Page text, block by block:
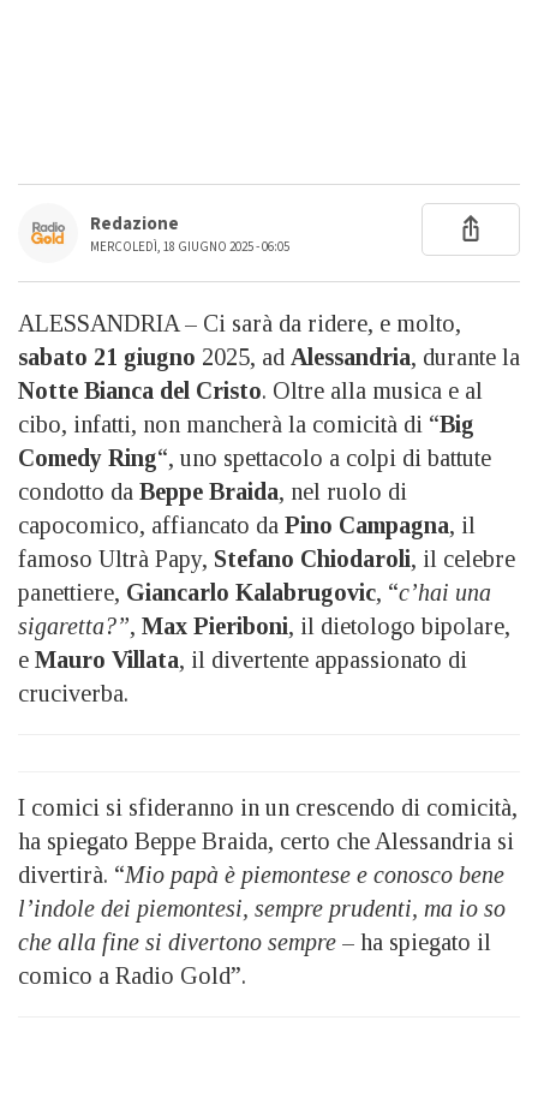
Redazione
MERCOLEDÌ, 18 GIUGNO 2025 - 06:05
ALESSANDRIA – Ci sarà da ridere, e molto,
sabato 21 giugno 2025, ad Alessandria, durante la
Notte Bianca del Cristo. Oltre alla musica e al
cibo, infatti, non mancherà la comicità di “Big
Comedy Ring“, uno spettacolo a colpi di battute
condotto da Beppe Braida, nel ruolo di
capocomico, affiancato da Pino Campagna, il
famoso Ultrà Papy, Stefano Chiodaroli, il celebre
panettiere, Giancarlo Kalabrugovic, “c’hai una
sigaretta?”, Max Pieriboni, il dietologo bipolare,
e Mauro Villata, il divertente appassionato di
cruciverba.
I comici si sfideranno in un crescendo di comicità,
ha spiegato Beppe Braida, certo che Alessandria si
divertirà. “Mio papà è piemontese e conosco bene
l’indole dei piemontesi, sempre prudenti, ma io so
che alla fine si divertono sempre – ha spiegato il
comico a Radio Gold”.